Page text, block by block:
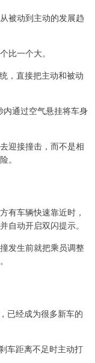
被动到主动的发展趋
比一个大。
，直接把主动和被动
通过空气悬挂将车身
迎接撞击，而不是相
。
有车辆快速靠近时，
自动开启双闪提示。
发生前就把乘员调整
已经成为很多新车的
车距离不足时主动打